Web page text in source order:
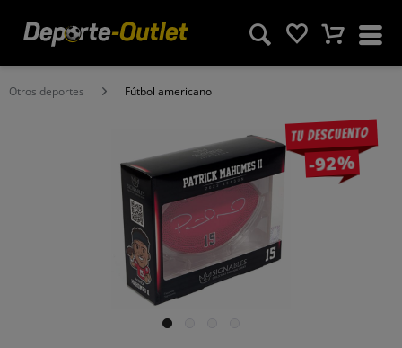
Otros deportes Fútbol americano
Tu descuento
-92%